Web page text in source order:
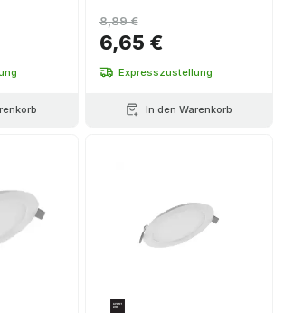
6,65 €
8,89 €
Expresszustellung
In den Warenkorb